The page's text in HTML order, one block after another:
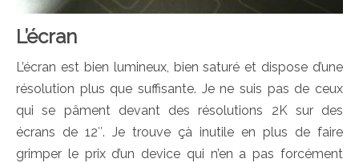
L’écran
L’écran est bien lumineux, bien saturé et dispose d’une
résolution plus que suffisante. Je ne suis pas de ceux
qui se pâment devant des résolutions 2K sur des
écrans de 12″. Je trouve çà inutile en plus de faire
grimper le prix d’un device qui n’en a pas forcément